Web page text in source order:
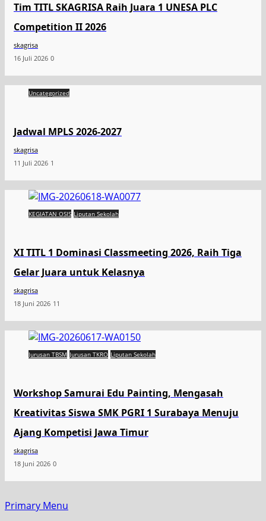
Tim TITL SKAGRISA Raih Juara 1 UNESA PLC
Competition II 2026
skagrisa
16 Juli 2026 0
Uncategorized
Jadwal MPLS 2026-2027
skagrisa
11 Juli 2026 1
KEGIATAN OSIS Liputan Sekolah
XI TITL 1 Dominasi Classmeeting 2026, Raih Tiga
Gelar Juara untuk Kelasnya
skagrisa
18 Juni 2026 11
Jurusan TBSM Jurusan TKRO Liputan Sekolah
Workshop Samurai Edu Painting, Mengasah
Kreativitas Siswa SMK PGRI 1 Surabaya Menuju
Ajang Kompetisi Jawa Timur
skagrisa
18 Juni 2026 0
Primary Menu